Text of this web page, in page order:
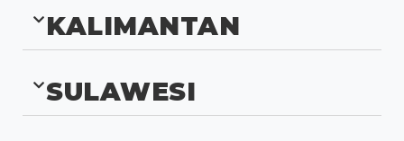
KALIMANTAN
SULAWESI